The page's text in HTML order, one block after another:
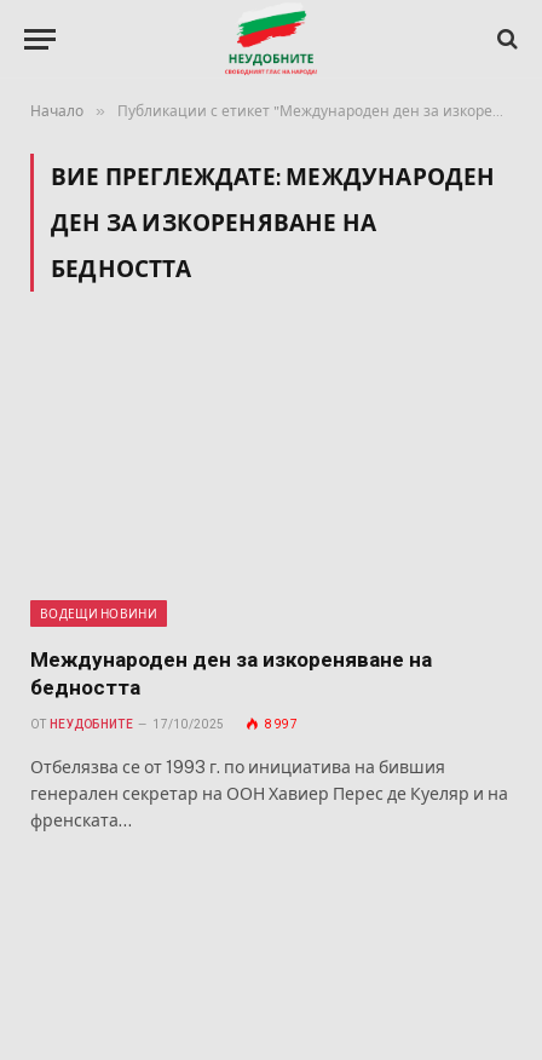
Начало » Публикации с етикет "Международен ден за изкореняване на бедността"
ВИЕ ПРЕГЛЕЖДАТЕ: МЕЖДУНАРОДЕН
ДЕН ЗА ИЗКОРЕНЯВАНЕ НА
БЕДНОСТТА
ВОДЕЩИ НОВИНИ
Международен ден за изкореняване на
бедността
ОТ НЕУДОБНИТЕ 17/10/2025 8 997
Отбелязва се от 1993 г. по инициатива на бившия
генерален секретар на ООН Хавиер Перес де Куеляр и на
френската…